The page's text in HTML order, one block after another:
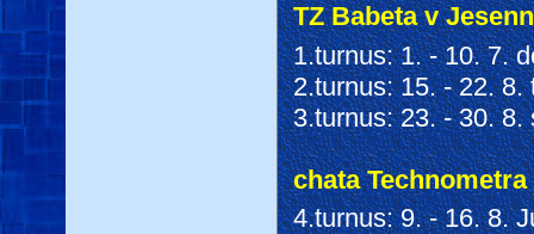
TZ Babeta v
1.turnus: 1. - 10. 7.
2.turnus: 15. - 22. 8.
3.turnus: 23. - 30. 8.
chata
4.turnus: 9. - 16. 8.